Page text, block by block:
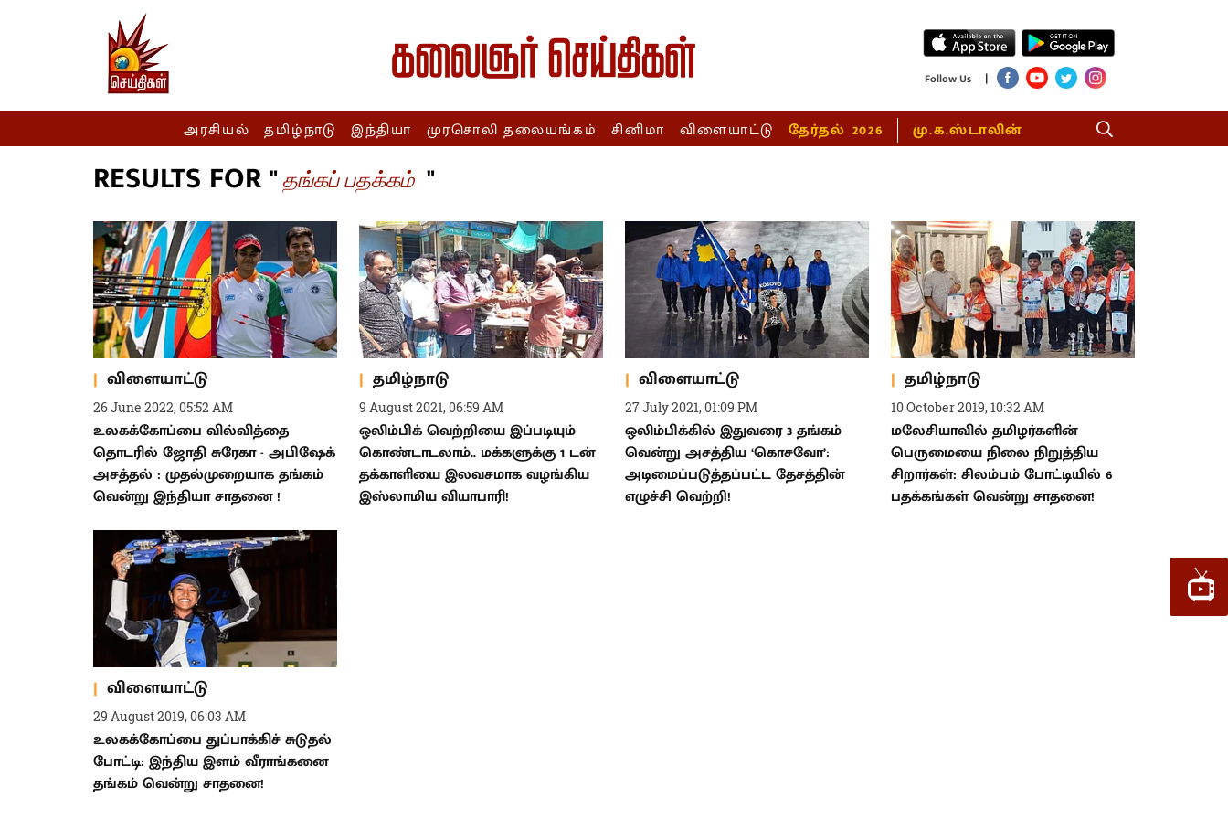
Follow Us |
அரசியல் தமிழ்நாடு இந்தியா முரசொலி தலையங்கம் சினிமா விளையாட்டு தேர்தல் 2026 மு.க.ஸ்டாலின்
RESULTS FOR "தங்கப் பதக்கம் "
விளையாட்டு
26 June 2022, 05:52 AM
உலகக்கோப்பை வில்வித்தை
தொடரில் ஜோதி சுரேகா - அபிஷேக்
அசத்தல் : முதல்முறையாக தங்கம்
வென்று இந்தியா சாதனை !
தமிழ்நாடு
9 August 2021, 06:59 AM
ஒலிம்பிக் வெற்றியை இப்படியும்
கொண்டாடலாம்.. மக்களுக்கு 1 டன்
தக்காளியை இலவசமாக வழங்கிய
இஸ்லாமிய வியாபாரி!
விளையாட்டு
27 July 2021, 01:09 PM
ஒலிம்பிக்கில் இதுவரை 3 தங்கம்
வென்று அசத்திய ‘கொசவோ’:
அடிமைப்படுத்தப்பட்ட தேசத்தின்
எழுச்சி வெற்றி!
தமிழ்நாடு
10 October 2019, 10:32 AM
மலேசியாவில் தமிழர்களின்
பெருமையை நிலை நிறுத்திய
சிறார்கள்: சிலம்பம் போட்டியில் 6
பதக்கங்கள் வென்று சாதனை!
விளையாட்டு
29 August 2019, 06:03 AM
உலகக்கோப்பை துப்பாக்கிச் சுடுதல்
போட்டி: இந்திய இளம் வீராங்கனை
தங்கம் வென்று சாதனை!